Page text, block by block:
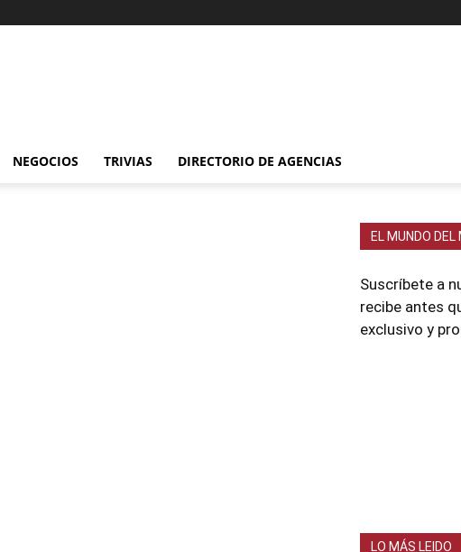
NEGOCIOS TRIVIAS DIRECTORIO DE AGENCIAS
EL MUNDO
Suscríbete a
recibe antes
exclusivo y
LO MÁS LEIDO